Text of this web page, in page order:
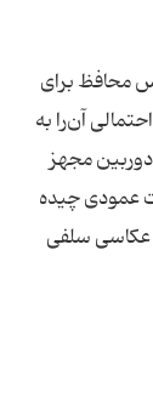
محافظ برای
احتمالی آن‌‏را به
مجهز
عمودی چیده
عکاسی سلفی